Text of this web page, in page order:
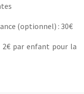
(optionnel) : 30€
2€ par enfant pour la